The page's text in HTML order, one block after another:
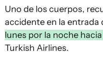
Uno de los cuerpos,
accidente en la entrada
lunes por la noche
Turkish Airlines.